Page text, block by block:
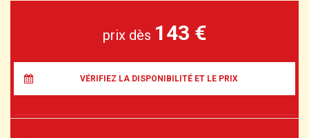
prix dès 143 €
VÉRIFIEZ LA DISPONIBILITÉ ET LE PRIX